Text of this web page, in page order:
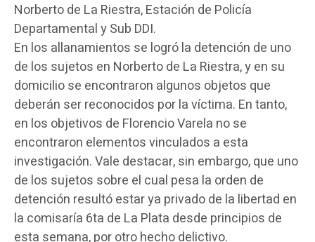
Norberto de La Riestra, Estación de Policía
Departamental y Sub DDI.
En los allanamientos se logró la detención de uno
de los sujetos en Norberto de La Riestra, y en su
domicilio se encontraron algunos objetos que
deberán ser reconocidos por la víctima. En tanto,
en los objetivos de Florencio Varela no se
encontraron elementos vinculados a esta
investigación. Vale destacar, sin embargo, que uno
de los sujetos sobre el cual pesa la orden de
detención resultó estar ya privado de la libertad en
la comisaría 6ta de La Plata desde principios de
esta semana, por otro hecho delictivo.